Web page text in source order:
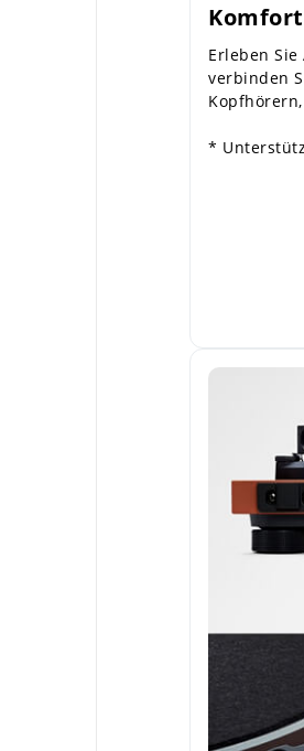
Komfort
Erleben
verbinden
*